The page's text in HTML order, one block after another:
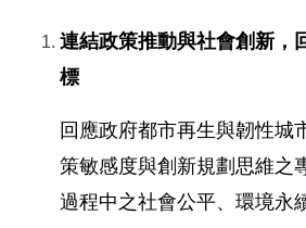
連結政策推動與社會創新，
標
回應政府都市再生與韌性城
策敏感度與創新規劃思維之
過程中之社會公平、環境永